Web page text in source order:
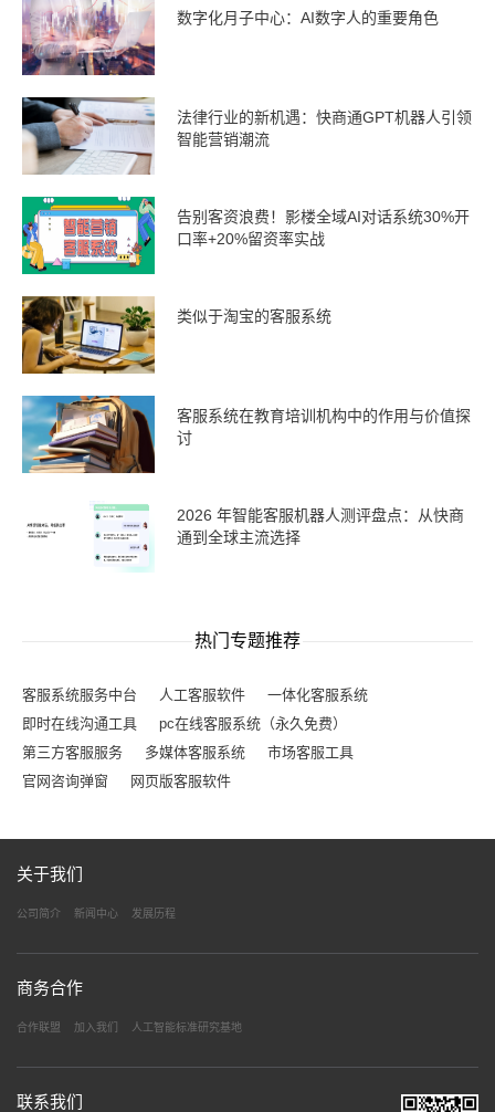
数字化月子中心：AI数字人的重要角色
法律行业的新机遇：快商通GPT机器人引领
智能营销潮流
告别客资浪费！影楼全域AI对话系统30%开
口率+20%留资率实战
类似于淘宝的客服系统
客服系统在教育培训机构中的作用与价值探
讨
2026 年智能客服机器人测评盘点：从快商
通到全球主流选择
热门专题推荐
客服系统服务中台 人工客服软件
一体化客服系统
即时在线沟通工具
pc在线客服系统（永久免费）
第三方客服服务
多媒体客服系统
市场客服工具
官网咨询弹窗
网页版客服软件
关于我们
公司简介 新闻中心 发展历程
商务合作
合作联盟 加入我们 人工智能标准研究基地
联系我们